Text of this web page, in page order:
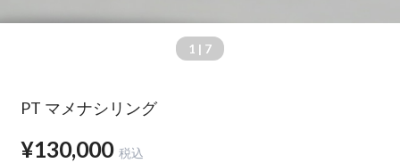
1 | 7
PT マメナシリング
¥130,000 税込